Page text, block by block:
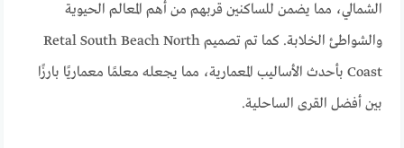
الشمالي، مما يضمن للساكنين قربهم من أهم المعالم الحيوية
والشواطئ الخلابة. كما تم تصميم Retal South Beach North
Coast بأحدث الأساليب المعمارية، مما يجعله معلمًا معماريًا بارزًا
بين أفضل القرى الساحلية.